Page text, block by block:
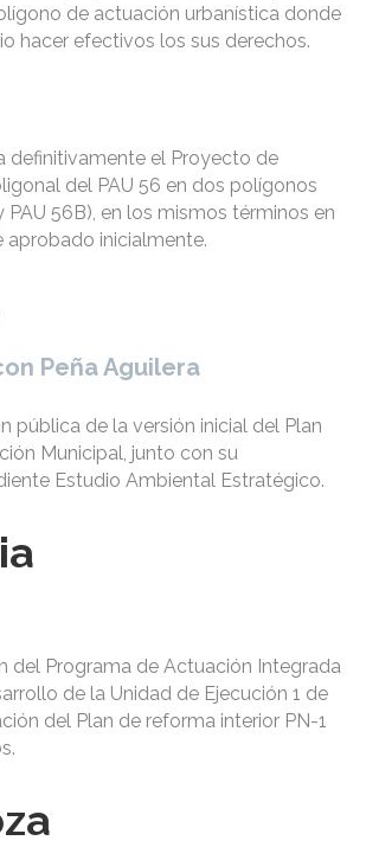
de actuación urbanística donde
hacer efectivos los sus derechos.
definitivamente el Proyecto de
del PAU 56 en dos polígonos
PAU 56B), en los mismos términos en
aprobado inicialmente.
Peña Aguilera
pública de la versión inicial del Plan
Municipal, junto con su
Estudio Ambiental Estratégico.
del Programa de Actuación Integrada
de la Unidad de Ejecución 1 de
del Plan de reforma interior PN-1